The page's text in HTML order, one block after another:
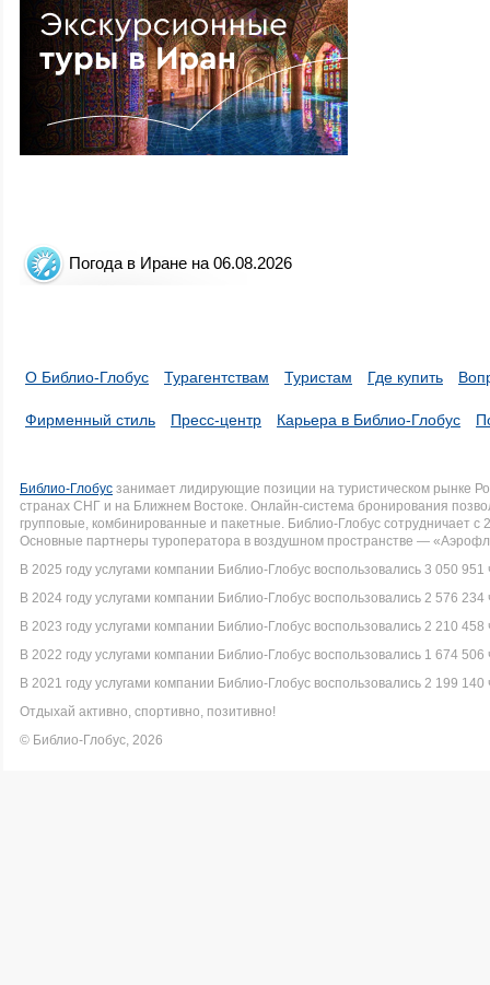
Погода в Иране на 06.08.2026
О Библио-Глобус Турагентствам Туристам Где купить
Фирменный стиль Пресс-центр Карьера в Библио-Глобус
Библио-Глобус занимает лидирующие позиции на туристическом рынке
странах СНГ и на Ближнем Востоке. Онлайн-система бронирования
групповые, комбинированные и пакетные. Библио-Глобус сотрудничает
Основные партнеры туроператора в воздушном пространстве —
В 2025 году услугами компании Библио-Глобус воспользовались 3 050 951
В 2024 году услугами компании Библио-Глобус воспользовались 2 576 234
В 2023 году услугами компании Библио-Глобус воспользовались 2 210 458
В 2022 году услугами компании Библио-Глобус воспользовались 1 674 506
В 2021 году услугами компании Библио-Глобус воспользовались 2 199 140
Отдыхай активно, спортивно, позитивно!
© Библио-Глобус, 2026